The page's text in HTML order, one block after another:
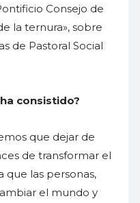
Consejo de
la ternura», sobre
de Pastoral Social
consistido?
que dejar de
de transformar el
que las personas,
el mundo y